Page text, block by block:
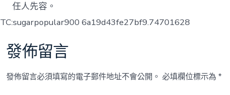
任人先容。
TC:sugarpopular900 6a19d43fe27bf9.74701628
發佈留言
發佈留言必須填寫的電子郵件地址不會公開。 必填欄位標示為*